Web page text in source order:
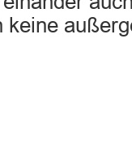
keine